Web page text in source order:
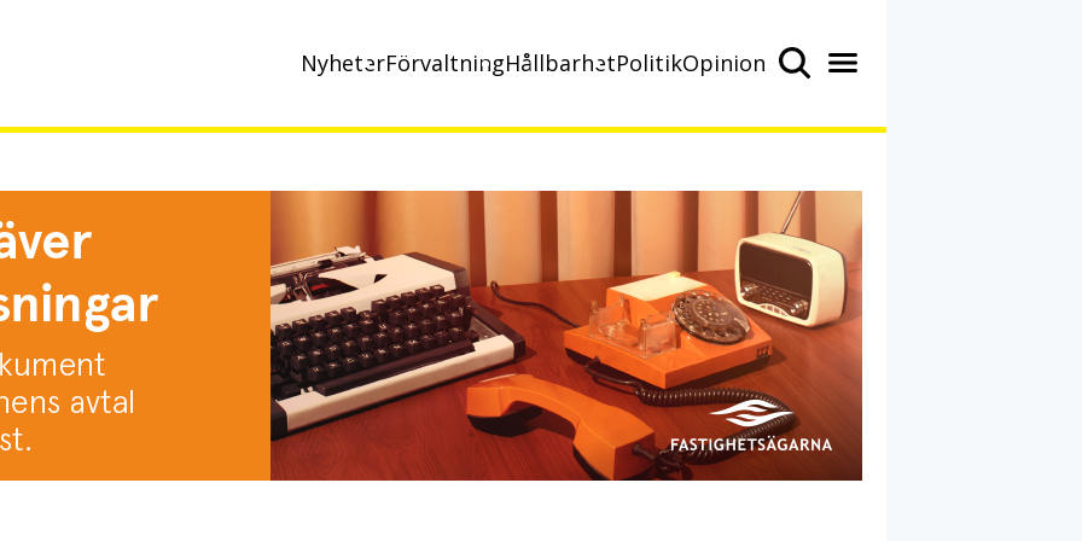
NyheterFörvaltningHållbarhetPolitikOpinion